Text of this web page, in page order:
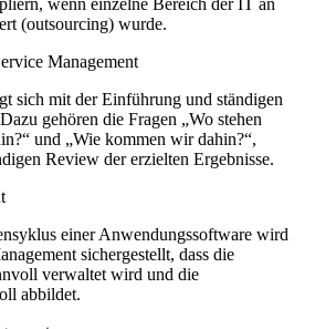
(outsourcing) wurde.
Management
sich mit der Einführung und ständigen
gehören die Fragen „Wo stehen
und „Wie kommen wir dahin?“,
Review der erzielten Ergebnisse.
einer Anwendungssoftware wird
sichergestellt, dass die
verwaltet wird und die
abbildet.